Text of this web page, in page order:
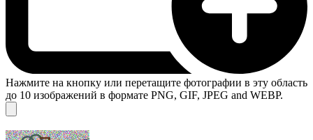
Нажмите на кнопку или перетащите фотографии в эту область
до 10 изображений в формате PNG, GIF, JPEG and WEBP.